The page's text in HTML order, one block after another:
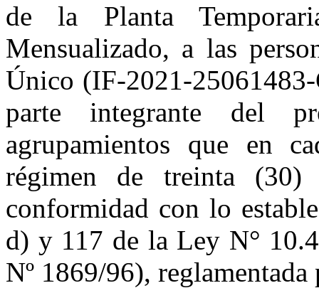
de la Planta
Mensualizado, a las
Único (IF-2021-
parte integrante del
agrupamientos que en
régimen de treinta (30)
conformidad con lo
d) y 117 de la Ley N°
Nº 1869/96),